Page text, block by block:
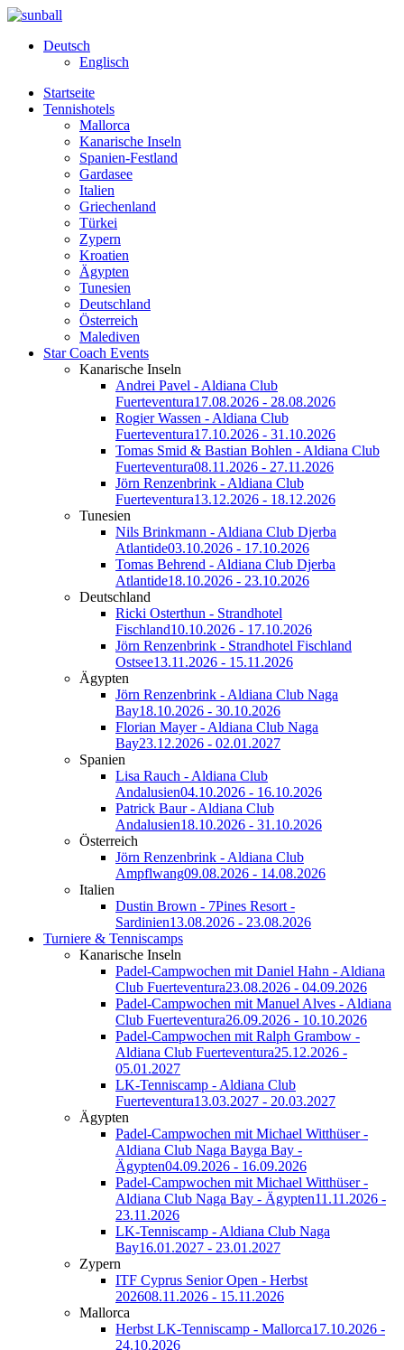
Deutsch
Englisch
Startseite
Tennishotels
Mallorca
Kanarische Inseln
Spanien-Festland
Gardasee
Italien
Griechenland
Türkei
Zypern
Kroatien
Ägypten
Tunesien
Deutschland
Österreich
Malediven
Star Coach Events
Kanarische Inseln
Andrei Pavel - Aldiana Club
Fuerteventura17.08.2026 - 28.08.2026
Rogier Wassen - Aldiana Club
Fuerteventura17.10.2026 - 31.10.2026
Tomas Smid & Bastian Bohlen - Aldiana Club
Fuerteventura08.11.2026 - 27.11.2026
Jörn Renzenbrink - Aldiana Club
Fuerteventura13.12.2026 - 18.12.2026
Tunesien
Nils Brinkmann - Aldiana Club Djerba
Atlantide03.10.2026 - 17.10.2026
Tomas Behrend - Aldiana Club Djerba
Atlantide18.10.2026 - 23.10.2026
Deutschland
Ricki Osterthun - Strandhotel
Fischland10.10.2026 - 17.10.2026
Jörn Renzenbrink - Strandhotel Fischland
Ostsee13.11.2026 - 15.11.2026
Ägypten
Jörn Renzenbrink - Aldiana Club Naga
Bay18.10.2026 - 30.10.2026
Florian Mayer - Aldiana Club Naga
Bay23.12.2026 - 02.01.2027
Spanien
Lisa Rauch - Aldiana Club
Andalusien04.10.2026 - 16.10.2026
Patrick Baur - Aldiana Club
Andalusien18.10.2026 - 31.10.2026
Österreich
Jörn Renzenbrink - Aldiana Club
Ampflwang09.08.2026 - 14.08.2026
Italien
Dustin Brown - 7Pines Resort -
Sardinien13.08.2026 - 23.08.2026
Turniere & Tenniscamps
Kanarische Inseln
Padel-Campwochen mit Daniel Hahn - Aldiana
Club Fuerteventura23.08.2026 - 04.09.2026
Padel-Campwochen mit Manuel Alves - Aldiana
Club Fuerteventura26.09.2026 - 10.10.2026
Padel-Campwochen mit Ralph Grambow -
Aldiana Club Fuerteventura25.12.2026 -
05.01.2027
LK-Tenniscamp - Aldiana Club
Fuerteventura13.03.2027 - 20.03.2027
Ägypten
Padel-Campwochen mit Michael Witthüser -
Aldiana Club Naga Bayga Bay -
Ägypten04.09.2026 - 16.09.2026
Padel-Campwochen mit Michael Witthüser -
Aldiana Club Naga Bay - Ägypten11.11.2026 -
23.11.2026
LK-Tenniscamp - Aldiana Club Naga
Bay16.01.2027 - 23.01.2027
Zypern
ITF Cyprus Senior Open - Herbst
202608.11.2026 - 15.11.2026
Mallorca
Herbst LK-Tenniscamp - Mallorca17.10.2026 -
24.10.2026